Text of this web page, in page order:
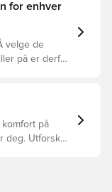
for enhver
velge de
på er derfor
på
deg. Utforsk